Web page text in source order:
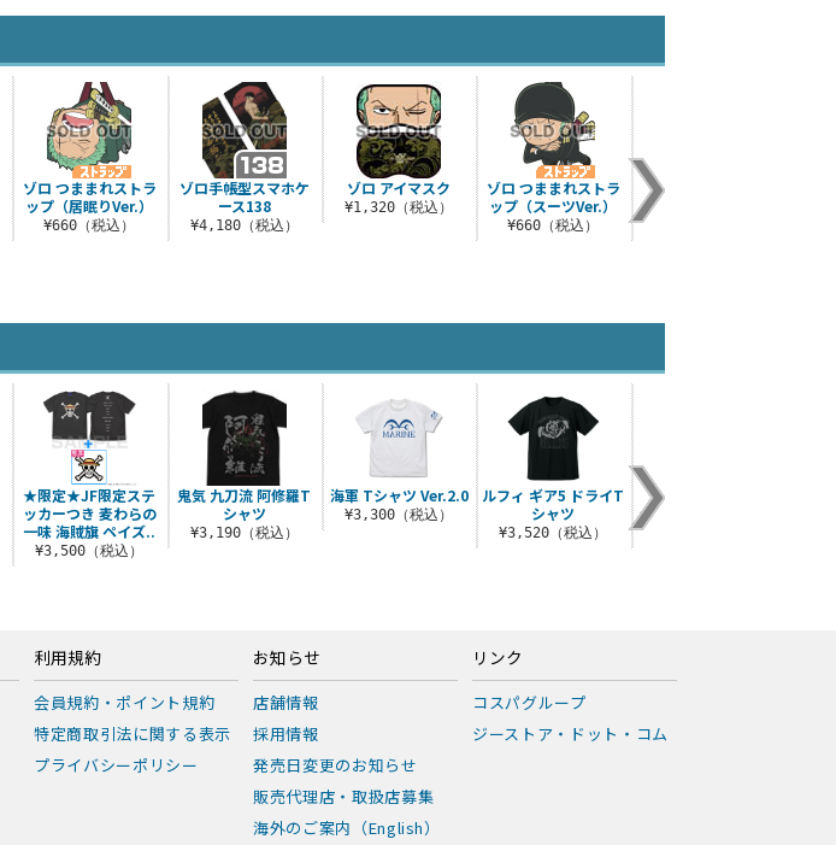
ゾロ つままれストラ
ップ（居眠りVer.）
¥660（税込）
ゾロ手帳型スマホケ
ース138
¥4,180（税込）
ゾロ アイマスク
¥1,320（税込）
ゾロ つままれストラ
ップ（スーツVer.）
¥660（税込）
ゾロ三刀流つままれ
★限定★JF限定ステ
ッカーつき 麦わらの
一味 海賊旗 ペイズ..
¥3,500（税込）
鬼気 九刀流 阿修羅T
シャツ
¥3,190（税込）
海軍 Tシャツ Ver.2.0
¥3,300（税込）
ルフィ ギア5 ドライT
シャツ
¥3,520（税込）
麦わらの一味 薄手ド
ライパーカー Ver.2.0
利用規約
会員規約・ポイント規約
特定商取引法に関する表示
プライバシーポリシー
お知らせ
店舗情報
採用情報
発売日変更のお知らせ
販売代理店・取扱店募集
海外のご案内（English）
リンク
コスパグループ
ジーストア・ドット・コム